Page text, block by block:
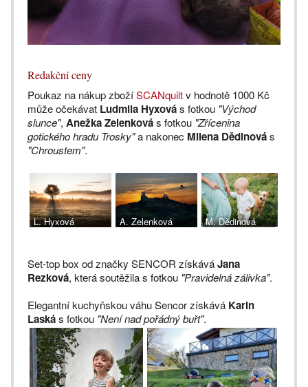
Redakční ceny
Poukaz na nákup zbožíSCANquiltv hodnotě 1000 Kč
může očekávat Ludmila Hyxovás fotkou "Východ
slunce", Anežka Zelenkovás fotkou "Zřícenina
gotického hradu Trosky"a nakonec Milena Dědinovás
"Chroustem".
L. Hyxová A. Zelenková M. Dědinová
Set-top box od značky SENCOR získáváJana
Rezková, která soutěžila s fotkou "Pravidelná zálivka".
Elegantní kuchyňskou váhu Sencor získává Karin
Laskás fotkou "Není nad pořádný buřt".